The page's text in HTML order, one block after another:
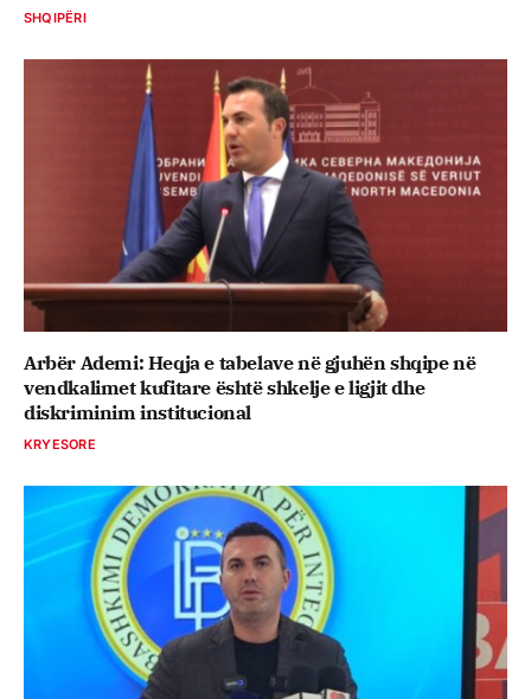
SHQIPËRI
Arbër Ademi: Heqja e tabelave në gjuhën shqipe në
vendkalimet kufitare është shkelje e ligjit dhe
diskriminim institucional
KRYESORE